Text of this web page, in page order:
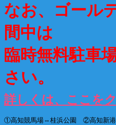
なお、ゴール
間中は
臨時無料駐車
さい。
詳しくは、ここを
①高知競馬場⇔桂浜公園 ②高知新港